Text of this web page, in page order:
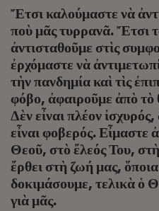
Ἔτσι καλούμαστε νὰ
ποὺ μᾶς τυρρανᾶ. Ἔτσι
ἀντισταθοῦμε στὶς
ἐρχόμαστε νὰ
τὴν πανδημία καὶ τὶς
φόβο, ἀφαιροῦμε ἀπὸ τὸ
Δὲν εἶναι πλέον
εἶναι φοβερός. Εἶμαστε
Θεοῦ, στὸ ἔλεός Του,
ἔρθει στὴ ζωή μας,
δοκιμάσουμε, τελικὰ ὁ
γιὰ μᾶς.